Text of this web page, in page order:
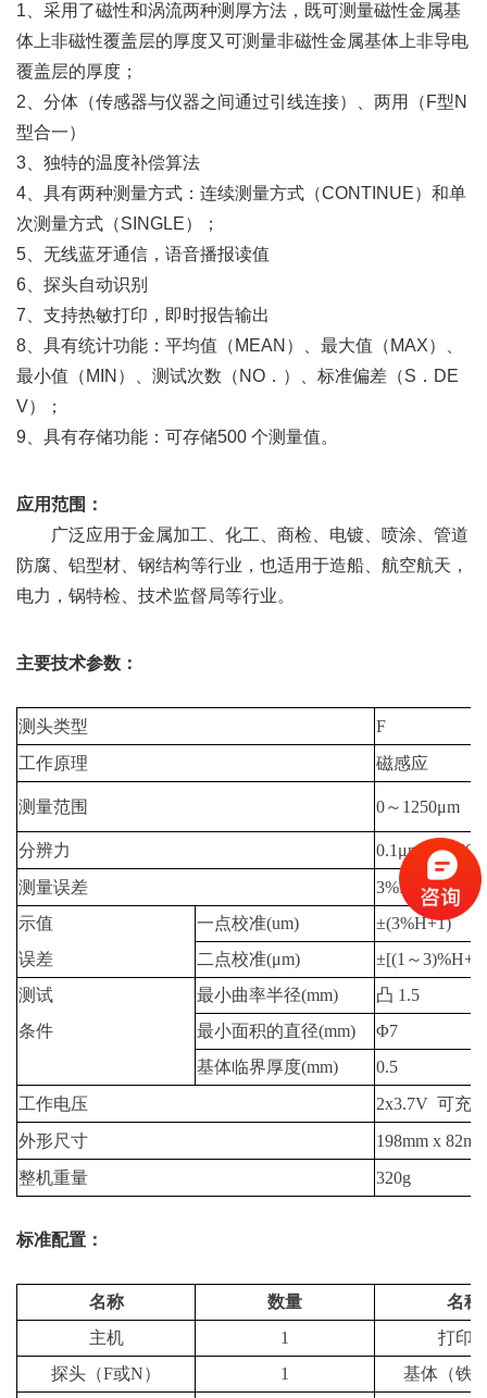
1、采用了磁性和涡流两种测厚方法，既可测量磁性金属基
体上非磁性覆盖层的厚度又可测量非磁性金属基体上非导电
覆盖层的厚度；
2、分体（传感器与仪器之间通过引线连接）、两用（F型N
型合一）
3、独特的温度补偿算法
4、具有两种测量方式：连续测量方式（CONTINUE）和单
次测量方式（SINGLE）；
5、无线蓝牙通信，语音播报读值
6、探头自动识别
7、支持热敏打印，即时报告输出
8、具有统计功能：平均值（MEAN）、最大值（MAX）、
最小值（MIN）、测试次数（NO．）、标准偏差（S．DE
V）；
9、具有存储功能：可存储500 个测量值。
应用范围：
广泛应用于金属加工、化工、商检、电镀、喷涂、管道
防腐、铝型材、钢结构等行业，也适用于造船、航空航天，
电力，锅特检、技术监督局等行业。
主要技术参数：
测头类型
F
工作原理
磁感应
测量范围 0～1250μm
分辨力
0.1μm（
测量误差
3%H+1μm（
示值
一点校准(um)
±(3%H+1)
误差
二点校准(μm)
±[(1～3)%H+1]
测试
最小曲率半径(mm)
凸 1.5
条件
最小面积的直径(mm)
Φ7
基体临界厚度(mm)
0.5
工作电压
2x3.7V 可充
外形尺寸
198mm x
整机重量
320g
标准配置：
名称 数量
名称
主机
1
打印
探头（F或N）
1
基体（铁